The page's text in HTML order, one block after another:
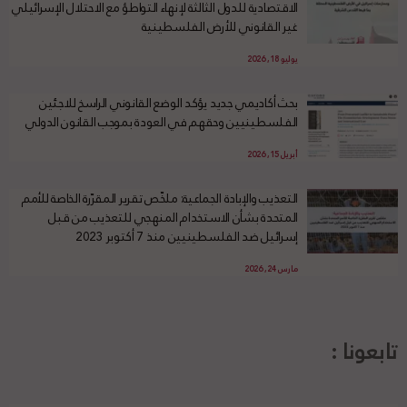
الاقتصادية للدول الثالثة لإنهاء التواطؤ مع الاحتلال الإسرائيلي
غير القانوني للأرض الفلسطينية
يوليو 18, 2026
بحث أكاديمي جديد يؤكد الوضع القانوني الراسخ للاجئين
الفلسطينيين وحقهم في العودة بموجب القانون الدولي
أبريل 15, 2026
التعذيب والإبادة الجماعية: ملخّص تقرير المقرّرة الخاصة للأمم
المتحدة بشأن الاستخدام المنهجي للتعذيب من قبل
إسرائيل ضد الفلسطينيين منذ 7 أكتوبر 2023
مارس 24, 2026
تابعونا :